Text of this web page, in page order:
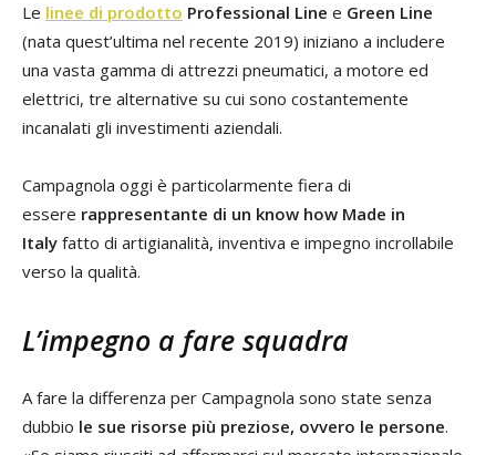
Le linee di prodotto Professional Line e Green Line
(nata quest’ultima nel recente 2019) iniziano a includere
una vasta gamma di attrezzi pneumatici, a motore ed
elettrici, tre alternative su cui sono costantemente
incanalati gli investimenti aziendali.
Campagnola oggi è particolarmente fiera di
essere rappresentante di un know how Made in
Italy fatto di artigianalità, inventiva e impegno incrollabile
verso la qualità.
L’impegno a fare squadra
A fare la differenza per Campagnola sono state senza
dubbio le sue risorse più preziose, ovvero le persone.